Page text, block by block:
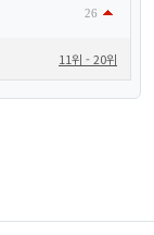
26
11위 - 20위